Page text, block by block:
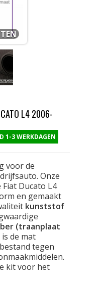
L4 2006-
1-3 WERKDAGEN
voor de
Onze
Ducato L4
en gemaakt
kunststof
(traanplaat
de mat
tegen
kit voor het